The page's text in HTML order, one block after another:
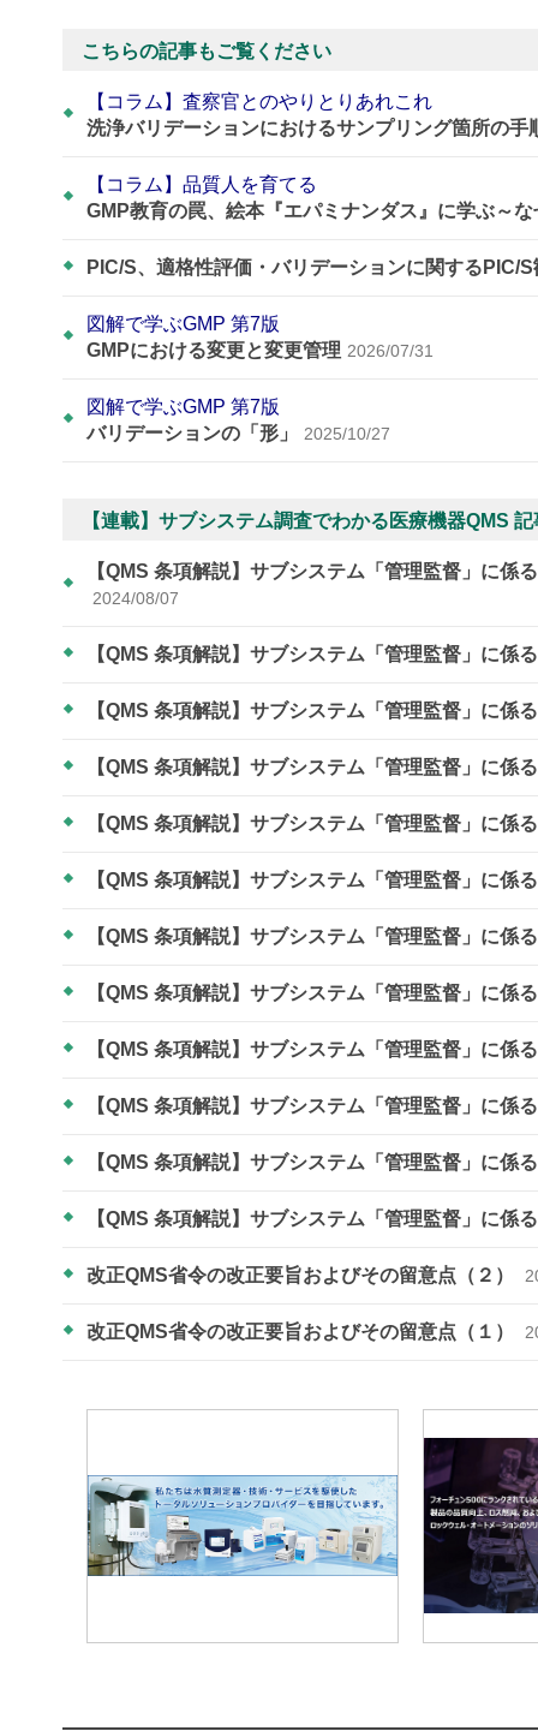
こちらの記事もご覧ください
【コラム】査察官とのやりとりあれこれ
洗浄バリデーションにおけるサンプリング箇所の手
【コラム】品質人を育てる
GMP教育の罠、絵本『エパミナンダス』に学ぶ～
PIC/S、適格性評価・バリデーションに関するPIC/
図解で学ぶGMP 第7版
GMPにおける変更と変更管理 2026/07/31
図解で学ぶGMP 第7版
バリデーションの「形」
2025/10/27
【連載】サブシステム調査でわかる医療機器QMS
【QMS 条項解説】サブシステム「管理監督」に
2024/08/07
【QMS 条項解説】サブシステム「管理監督」に係
【QMS 条項解説】サブシステム「管理監督」に係
【QMS 条項解説】サブシステム「管理監督」に係
【QMS 条項解説】サブシステム「管理監督」に係
【QMS 条項解説】サブシステム「管理監督」に係
【QMS 条項解説】サブシステム「管理監督」に
【QMS 条項解説】サブシステム「管理監督」に
【QMS 条項解説】サブシステム「管理監督」に係
【QMS 条項解説】サブシステム「管理監督」に係
【QMS 条項解説】サブシステム「管理監督」に係
【QMS 条項解説】サブシステム「管理監督」に係
改正QMS省令の改正要旨およびその留意点（２）
改正QMS省令の改正要旨およびその留意点（１）